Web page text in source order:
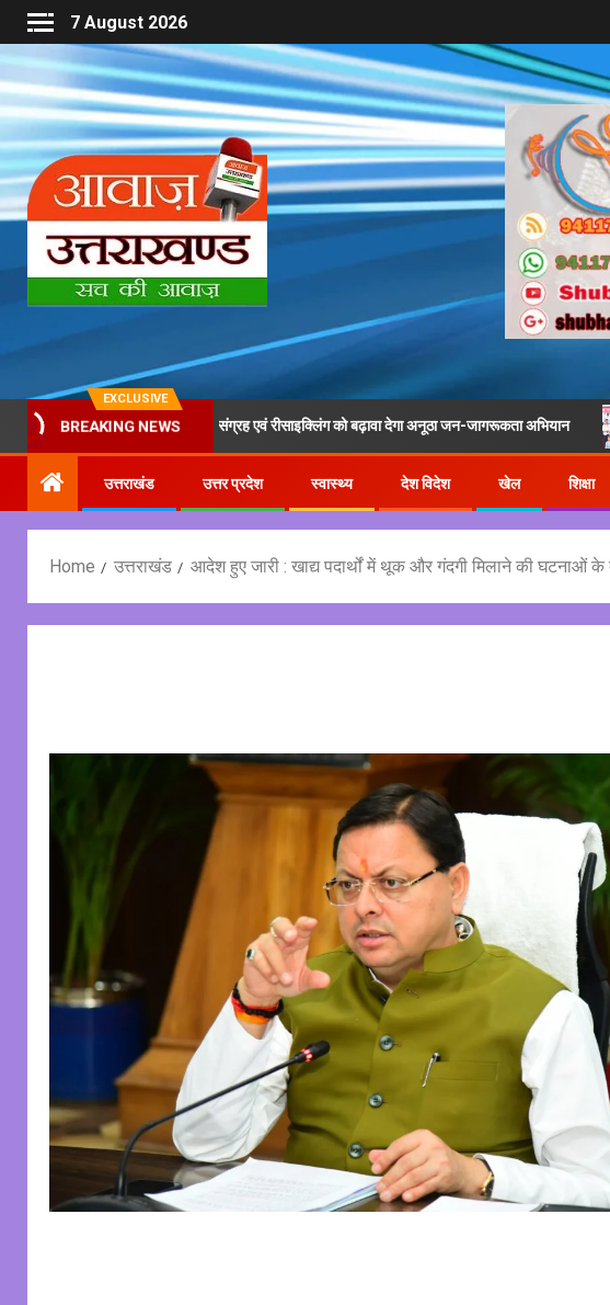
7 August 2026
EXCLUSIVE
BREAKING NEWS
के दौरान पीईटी बोतलों के संग्रह एवं रीसाइक्लिंग को बढ़ावा देगा अनूठा जन-जागरूकता अभियान
उत्तराखंड उत्तर प्रदेश स्वास्थ्य देश विदेश खेल शिक्षा
Home उत्तराखंड आदेश हुए जारी : खाद्य पदार्थों में थूक और गंदगी मिलाने की घटनाओं के